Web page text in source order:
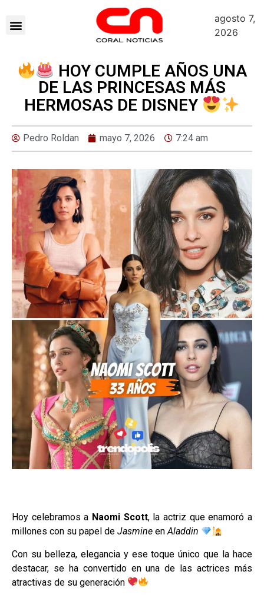
agosto 7,
2026
HOY CUMPLE AÑOS UNA
DE LAS PRINCESAS MÁS
HERMOSAS DE DISNEY
Pedro Roldan mayo 7, 2026 7:24 am
Hoy celebramos a Naomi Scott, la actriz que enamoró a
millones con su papel de Jasmine enAladdin
Con su belleza, elegancia y ese toque único que la hace
destacar, se ha convertido en una de las actrices más
atractivas de su generación